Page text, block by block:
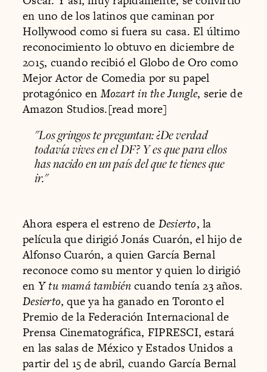
en uno de los latinos que caminan por
Hollywood como si fuera su casa. El último
reconocimiento lo obtuvo en diciembre de
2015, cuando recibió el Globo de Oro como
Mejor Actor de Comedia por su papel
protagónico enMozart in the Jungle, serie de
Amazon Studios.[read more]
"Los gringos te preguntan: ¿De verdad
todavía vives en el DF? Y es que para ellos
has nacido en un país del que te tienes que
ir."
Ahora espera el estreno de Desierto, la
película que dirigió Jonás Cuarón, el hijo de
Alfonso Cuarón, a quien García Bernal
reconoce como su mentor y quien lo dirigió
en Y tu mamá tambiéncuando tenía 23 años.
Desierto, que ya ha ganado en Toronto el
Premio de la Federación Internacional de
Prensa Cinematográfica, FIPRESCI, estará
en las salas de México y Estados Unidos a
partir del 15 de abril, cuando García Bernal